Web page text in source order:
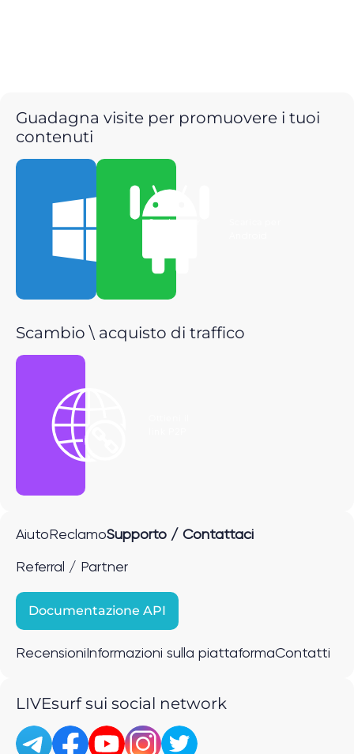
Guadagna visite per promuovere i tuoi
contenuti
Scarica per
Scambio \ acquisto di traffico
Aiuto ReclamoSupporto / Contattaci
Referral / Partner
Documentazione API
Recensioni Informazioni sulla piattaformaContatti
LIVEsurf sui social network